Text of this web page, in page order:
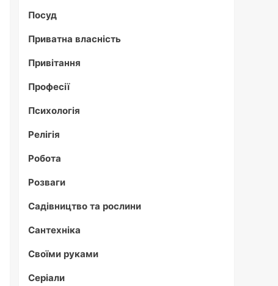
Посуд
Приватна власність
Привітання
Професії
Психологія
Релігія
Робота
Розваги
Садівництво та рослини
Сантехніка
Своїми руками
Серіали